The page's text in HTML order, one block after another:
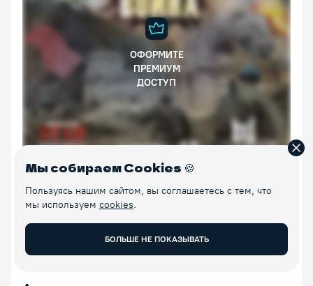
ОФОРМИТЕ
ПРЕМИУМ
ДОСТУП
Воспроизведение/Пауза
Мы собираем Cookies 🍪
Пользуясь нашим сайтом, вы соглашаетесь с тем, что
мы используем cookies.
БОЛЬШЕ НЕ ПОКАЗЫВАТЬ